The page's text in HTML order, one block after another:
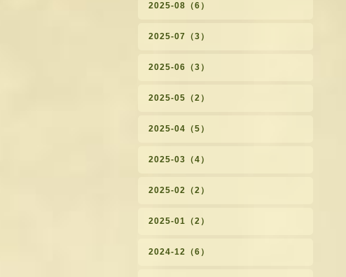
2025-08（6）
2025-07（3）
2025-06（3）
2025-05（2）
2025-04（5）
2025-03（4）
2025-02（2）
2025-01（2）
2024-12（6）